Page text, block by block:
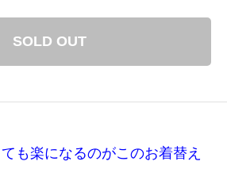
SOLD OUT
も楽になるのがこのお着替え